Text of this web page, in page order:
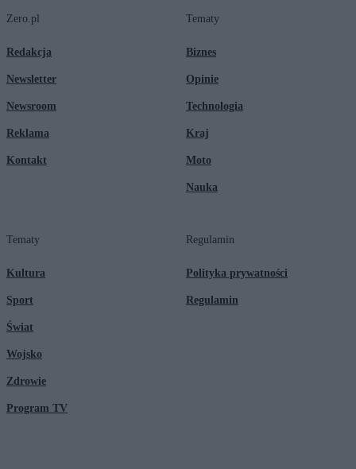
Zero.pl
Redakcja
Newsletter
Newsroom
Reklama
Kontakt
Tematy
Biznes
Opinie
Technologia
Kraj
Moto
Nauka
Tematy
Kultura
Sport
Świat
Wojsko
Zdrowie
Program TV
Regulamin
Polityka prywatności
Regulamin